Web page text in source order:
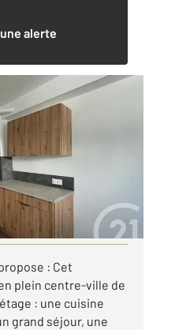
une alerte
: Cet
plein centre-ville de
: une cuisine
grand séjour, une